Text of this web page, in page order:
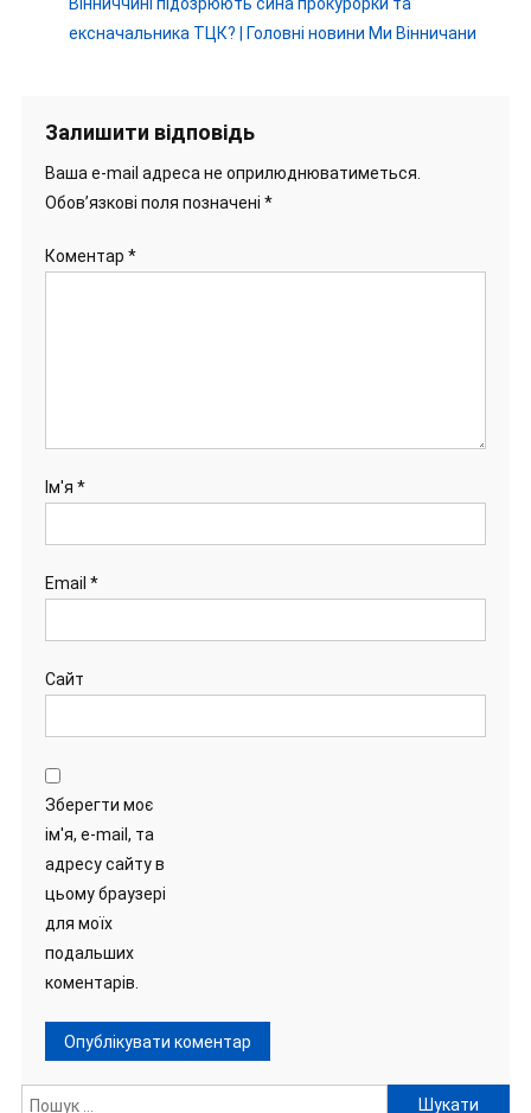
ексначальника ТЦК? | Головні новини Ми Вінничани
Залишити відповідь
Ваша e-mail адреса не оприлюднюватиметься.
Обов’язкові поля позначені *
Коментар *
Ім'я *
Email *
Сайт
Зберегти моє
ім'я, e-mail, та
адресу сайту в
цьому браузері
для моїх
подальших
коментарів.
Пошук: